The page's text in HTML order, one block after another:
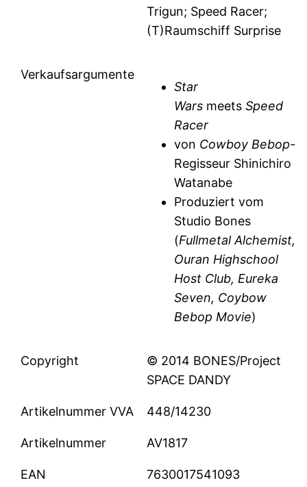
Trigun; Speed Racer;
(T)Raumschiff Surprise
Verkaufsargumente
Star
Wars meetsSpeed
Racer
von Cowboy Bebop-
Regisseur Shinichiro
Watanabe
Produziert vom
Studio Bones
(Fullmetal Alchemist,
Ouran Highschool
Host Club, Eureka
Seven, Coybow
Bebop Movie)
Copyright
© 2014 BONES/Project
SPACE DANDY
Artikelnummer VVA 448/14230
Artikelnummer AV1817
EAN 7630017541093